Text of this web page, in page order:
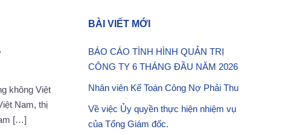
không Việt
Nam, thị
[…]
BÀI VIẾT MỚI
BÁO CÁO TÌNH HÌNH QUẢN TRỊ
CÔNG TY 6 THÁNG ĐẦU NĂM 2026
Nhân viên Kế Toán Công Nợ Phải Thu
Về việc Ủy quyền thực hiện nhiệm vụ
của Tổng Giám đốc.